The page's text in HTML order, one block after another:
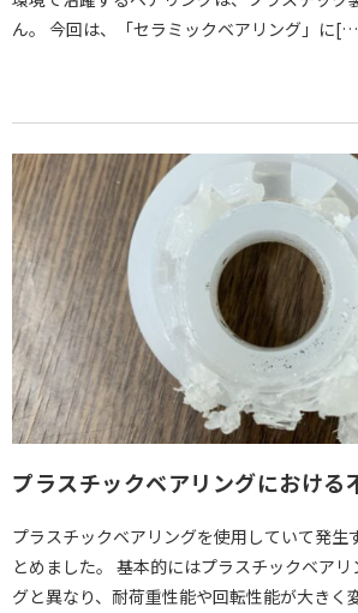
ん。 今回は、「セラミックベアリング」に
プラスチックベアリングにおける
プラスチックベアリングを使用していて発生
とめました。 基本的にはプラスチックベア
グと異なり、耐荷重性能や回転性能が大きく